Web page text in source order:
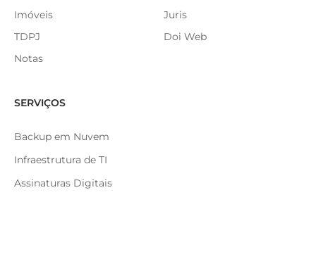
Imóveis
TDPJ
Notas
Juris
Doi Web
SERVIÇOS
Backup em Nuvem
Infraestrutura de TI
Assinaturas Digitais